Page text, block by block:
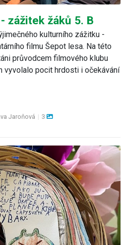
zážitek žáků 5. B
kulturního zážitku -
filmu Šepot lesa. Na této
průvodcem filmového klubu
vyvolalo pocit hrdosti i očekávání
Jaroňová | 3